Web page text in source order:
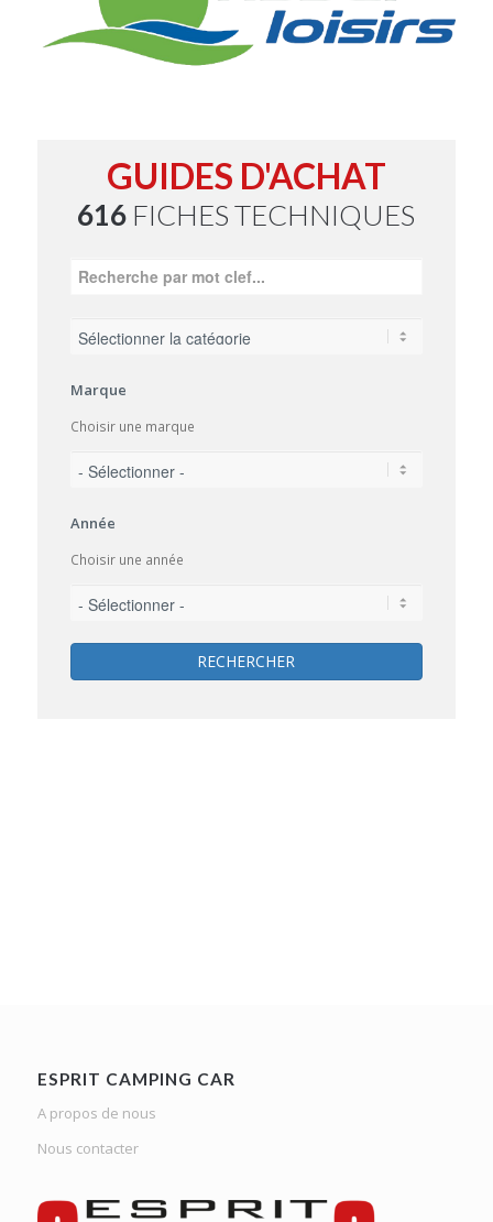
GUIDES D'ACHAT
616 FICHES TECHNIQUES
Marque
Choisir une marque
Année
Choisir une année
RECHERCHER
ESPRIT CAMPING CAR
A propos de nous
Nous contacter